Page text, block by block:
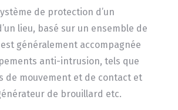
de protection d’un
lieu, basé sur un ensemble de
généralement accompagnée
anti-intrusion, tels que
de mouvement et de contact et
de brouillard etc.